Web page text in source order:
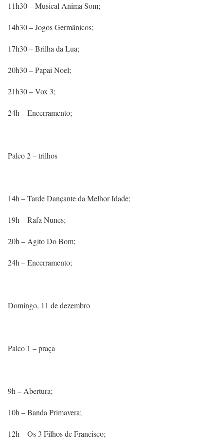
11h30 – Musical Anima Som;
14h30 – Jogos Germânicos;
17h30 – Brilha da Lua;
20h30 – Papai Noel;
21h30 – Vox 3;
24h – Encerramento;
Palco 2 – trilhos
14h – Tarde Dançante da Melhor Idade;
19h – Rafa Nunes;
20h – Agito Do Bom;
24h – Encerramento;
Domingo, 11 de dezembro
Palco 1 – praça
9h – Abertura;
10h – Banda Primavera;
12h – Os 3 Filhos de Francisco;